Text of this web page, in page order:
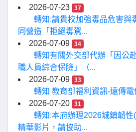
2026-07-23
37
轉知:請貴校加強毒品危害與
同營造「拒絕毒駕...
2026-07-09
34
轉知有關外交部代辦「因公
職人員綜合保險」（...
2026-07-09
33
轉知 教育部福利資訊-遠傳電
2026-07-20
31
轉知:本府辦理2026城鎮韌性
精華影片，請協助...